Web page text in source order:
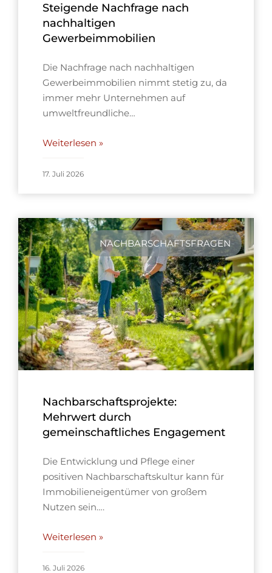
Steigende Nachfrage nach
nachhaltigen
Gewerbeimmobilien
Die Nachfrage nach nachhaltigen
Gewerbeimmobilien nimmt stetig zu, da
immer mehr Unternehmen auf
umweltfreundliche…
Weiterlesen »
17. Juli 2026
NACHBARSCHAFTSFRAGEN
Nachbarschaftsprojekte:
Mehrwert durch
gemeinschaftliches Engagement
Die Entwicklung und Pflege einer
positiven Nachbarschaftskultur kann für
Immobilieneigentümer von großem
Nutzen sein….
Weiterlesen »
16. Juli 2026